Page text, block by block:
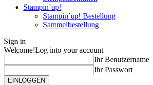
Stampin´up!
Stampin´up! Bestellung
Sammelbestellung
Sign in
Welcome!Log into your account
Ihr Benutzername
Ihr Passwort